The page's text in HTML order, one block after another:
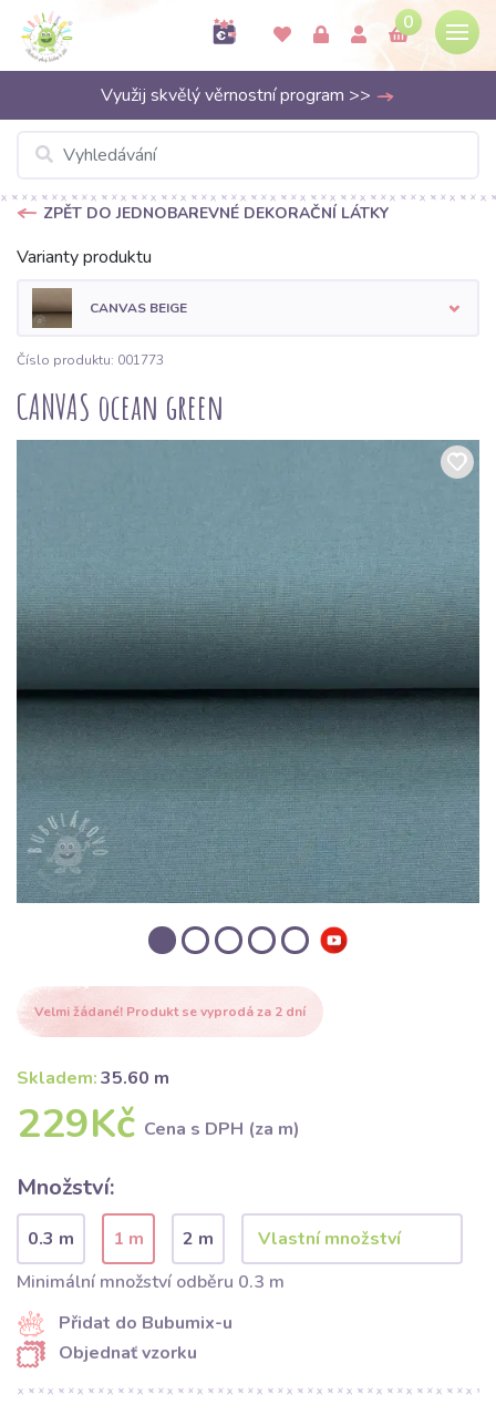
0
Využij skvělý věrnostní program >>
ZPĚT DO JEDNOBAREVNÉ DEKORAČNÍ LÁTKY
Varianty produktu
CANVAS BEIGE
Číslo produktu: 001773
CANVAS ocean green
Velmi žádané! Produkt se vyprodá za 2 dní
Skladem:35.60 m
229Kč Cena s DPH (za m)
Množství:
0.3 m 1 m
2 m
Minimální množství odběru 0.3 m
Přidat do Bubumix-u
Objednať vzorku